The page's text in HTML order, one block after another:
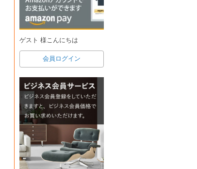
ゲスト 様こんにちは
会員ログイン